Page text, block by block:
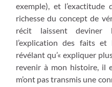
exemple), et l’exactitude
richesse du concept de
récit laissent
l’explication des faits et
révélant qu’« expliquer
revenir à mon histoire, il
m’ont pas transmis une